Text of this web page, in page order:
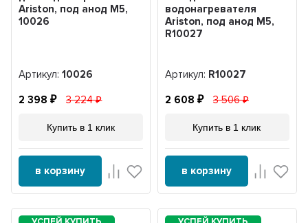
Ariston, под анод М5,
10026
Артикул:10026
2 398 3 224
Купить в 1 клик
в корзину
водонагревателя
Ariston, под анод М5,
R10027
Артикул: R10027
2 608 3 506
Купить в 1 клик
в корзину